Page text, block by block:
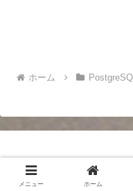
ホーム
Copyright © 2001-2026
メニュー ホーム